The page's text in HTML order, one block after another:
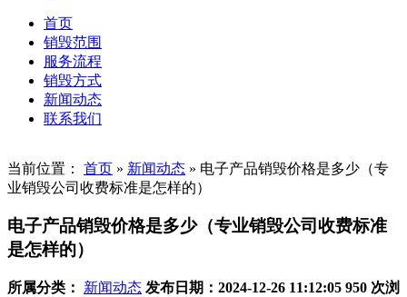
首页
销毁范围
服务流程
销毁方式
新闻动态
联系我们
当前位置： 首页 » 新闻动态 » 电子产品销毁价格是多少（专
业销毁公司收费标准是怎样的）
电子产品销毁价格是多少（专业销毁公司收费标准
是怎样的）
所属分类： 新闻动态 发布日期：2024-12-26 11:12:05 950 次浏